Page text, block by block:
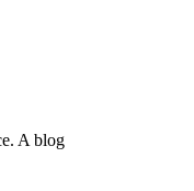
A blog